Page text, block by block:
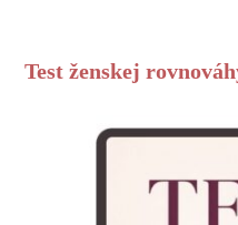
Test ženskej